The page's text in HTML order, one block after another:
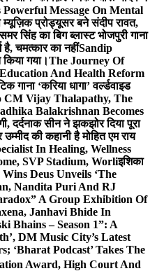
Message On Mental
म्यूज़िक प्रोड्यूसर बने संदीप रावत,
सिंह का बिग ब्लास्ट भोजपुरी गाना
है, चमत्कार का नहींSandip
गया।The Journey Of
And Health Reform
गाना ‘करिया धागा’ वर्ल्डवाइड
CM Vijay Thalapathy, The
Balakrishnan Becomes
दर्दनाक सीन ने झकझोर दिया पूरा
की कहानी है मोहित एम राय
In Healing, Wellness
SVP Stadium, Worliइशिका
Deus Unveils ‘The
Nandita Puri And RJ
A Group Exhibition Of
Janhavi Bhide In
Bhains – Season 1”: A
DM Music City’s Latest
‘Bharat Podcast’ Takes The
Award, High Court And